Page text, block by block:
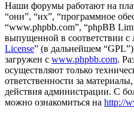
Наши форумы работают на
“они”, “их”, “программное
“www.phpbb.com”, “phpBB
выпущенной в соответствии с
License” (в дальнейшем
загружен с www.phpbb.com.
осуществляют только
ответственности за
действия администрации. С
можно ознакомиться на http://